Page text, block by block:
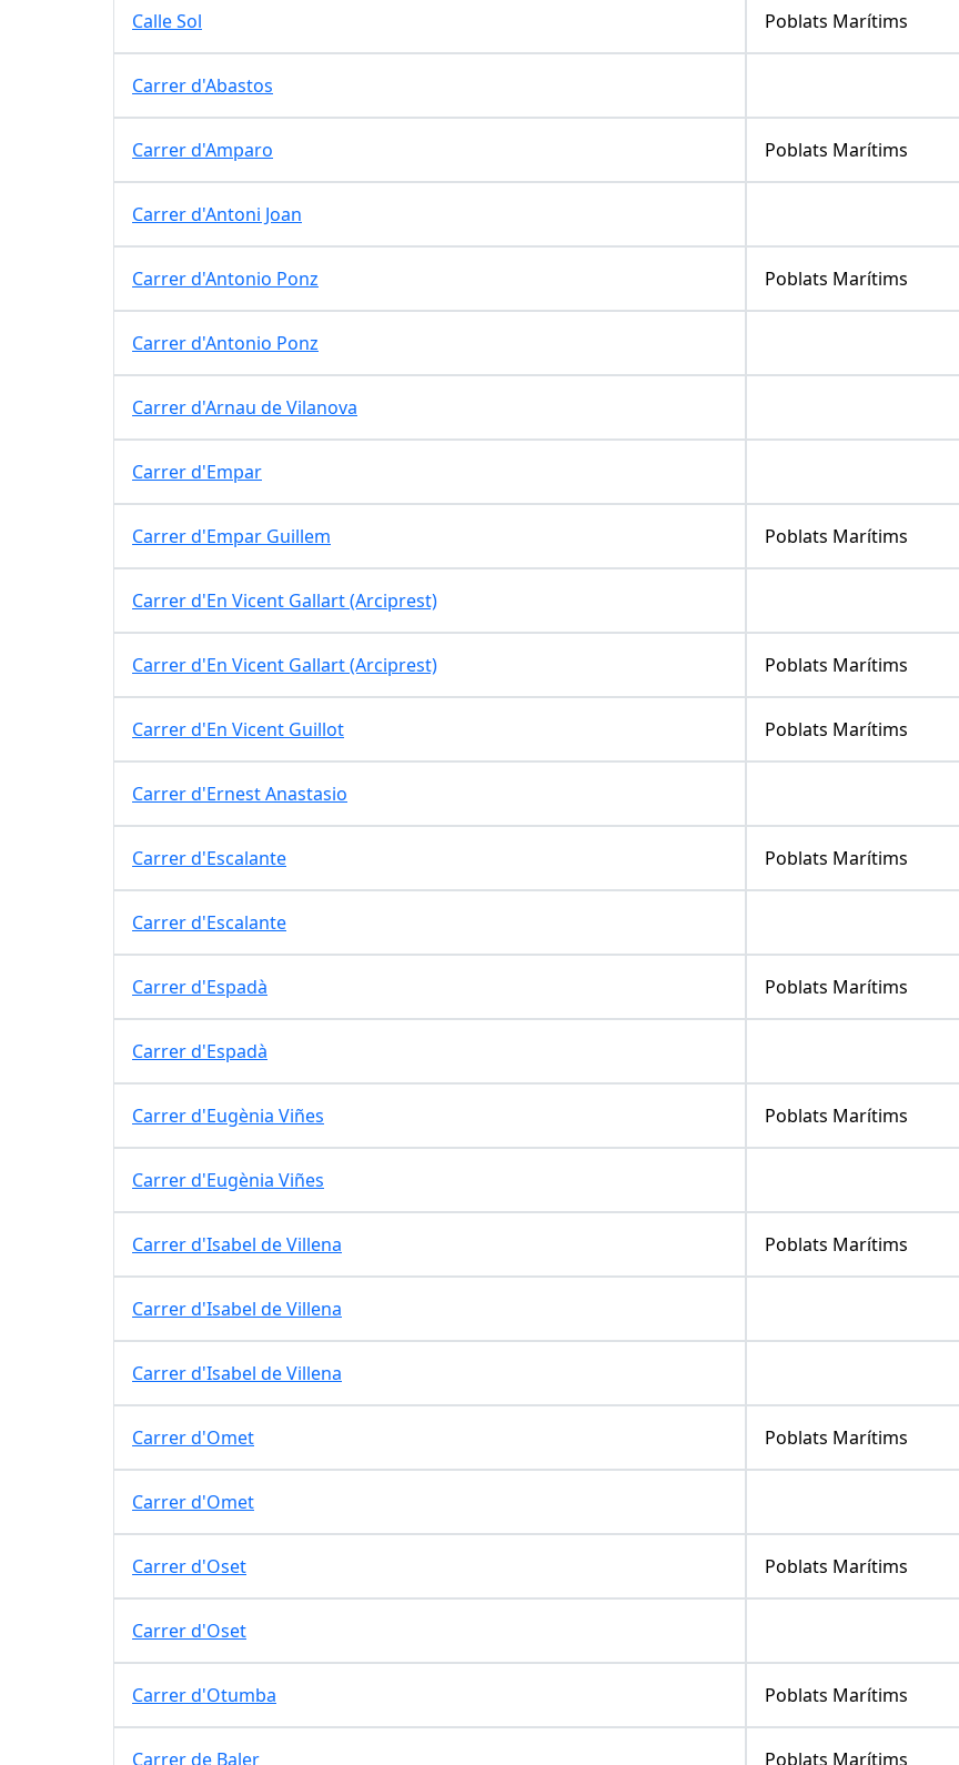
Calle Sol Poblats Marítims
Carrer d'Abastos
Carrer d'Amparo Poblats Marítims
Carrer d'Antoni Joan
Carrer d'Antonio Ponz Poblats Marítims
Carrer d'Antonio Ponz
Carrer d'Arnau de Vilanova
Carrer d'Empar
Carrer d'Empar Guillem Poblats Marítims
Carrer d'En Vicent Gallart (Arciprest)
Carrer d'En Vicent Gallart (Arciprest) Poblats Marítims
Carrer d'En Vicent Guillot Poblats Marítims
Carrer d'Ernest Anastasio
Carrer d'Escalante Poblats Marítims
Carrer d'Escalante
Carrer d'Espadà Poblats Marítims
Carrer d'Espadà
Carrer d'Eugènia Viñes Poblats Marítims
Carrer d'Eugènia Viñes
Carrer d'Isabel de Villena Poblats Marítims
Carrer d'Isabel de Villena
Carrer d'Isabel de Villena
Carrer d'Omet Poblats Marítims
Carrer d'Omet
Carrer d'Oset Poblats Marítims
Carrer d'Oset
Carrer d'Otumba Poblats Marítims
Carrer de Baler Poblats Marítims